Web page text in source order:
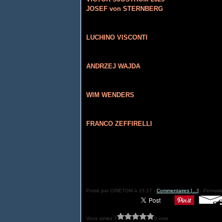
JOSEF von STERNBERG
LUCHINO VISCONTI
ANDRZEJ WAJDA
WIM WENDERS
FRANCO ZEFFIRELLI
Posté par CINETOM à 15:17 - Commentaires [ ] -
Vous aimez ? 0 vote